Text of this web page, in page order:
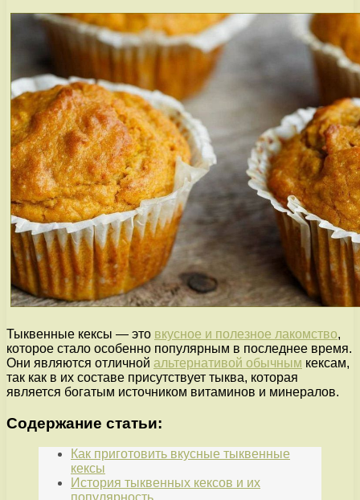
Тыквенные кексы — это вкусное и полезное лакомство,
которое стало особенно популярным в последнее время.
Они являются отличной альтернативой обычным кексам,
так как в их составе присутствует тыква, которая
является богатым источником витаминов и минералов.
Содержание статьи:
Как приготовить вкусные тыквенные
кексы
История тыквенных кексов и их